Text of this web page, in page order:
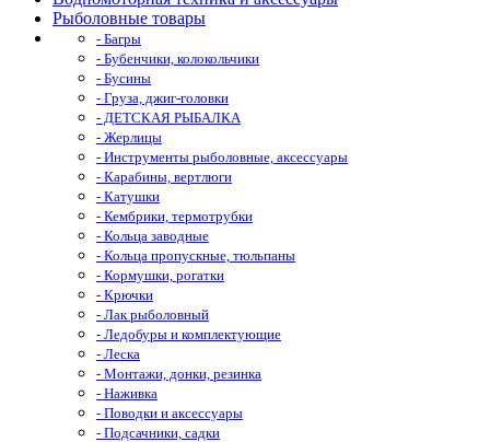
Рыболовные товары
- Багры
- Бубенчики, колокольчики
- Бусины
- Груза, джиг-головки
- ДЕТСКАЯ РЫБАЛКА
- Жерлицы
- Инструменты рыболовные, аксессуары
- Карабины, вертлюги
- Катушки
- Кембрики, термотрубки
- Кольца заводные
- Кольца пропускные, тюльпаны
- Кормушки, рогатки
- Крючки
- Лак рыболовный
- Ледобуры и комплектующие
- Леска
- Монтажи, донки, резинка
- Наживка
- Поводки и аксессуары
- Подсачники, садки